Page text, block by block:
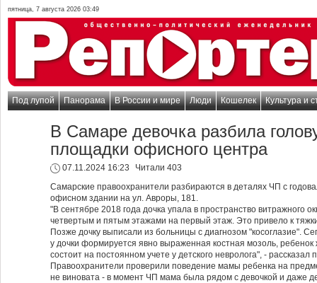
пятница, 7 августа 2026 03:49
Под лупой Панорама В России и мире Люди Кошелек Культура и
В Самаре девочка разбила
площадки офисного центра
07.11.2024 16:23
Читали 403
Самарские правоохранители разбираются в деталях ЧП с
офисном здании на ул. Авроры, 181.
"В сентябре 2018 года дочка упала в пространство витражного
четвертым и пятым этажами на первый этаж. Это привело к
Позже дочку выписали из больницы с диагнозом "косоглазие".
у дочки формируется явно выраженная костная мозоль,
состоит на постоянном учете у детского невролога", - рассказал
Правоохранители проверили поведение мамы ребенка на
не виновата - в момент ЧП мама была рядом с девочкой и даже